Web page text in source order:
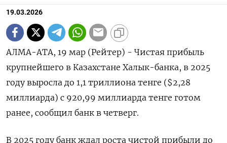
19.03.2026
АЛМА-АТА, 19 мар (Рейтер) - Чистая прибыль
‌крупнейшего в Казахстане Халык-банка, в ​2025
году ​выросла до ​1,1 ⁠триллиона ‌тенге ($2,28
миллиарда) ‌с 920,99 миллиарда тенге готом ​
ранее, ‌сообщил банк ​в четверг.
В ‌2025 году банк ждал роста ​чистой ​прибыли ‌до